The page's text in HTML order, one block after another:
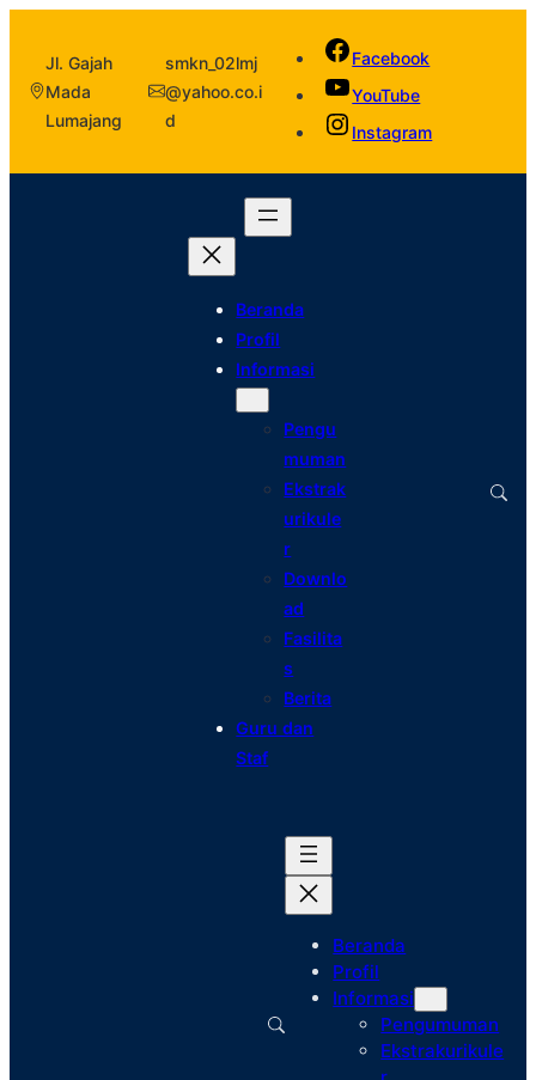
Jl. Gajah
Mada
Lumajang
smkn_02lmj
@yahoo.co.i
d
Facebook
YouTube
Instagram
Beranda
Profil
Informasi
Pengu
muman
Ekstrak
urikule
r
Downlo
ad
Fasilita
s
Berita
Guru dan
Staf
Beranda
Profil
Informasi
Pengumuman
Ekstrakurikule